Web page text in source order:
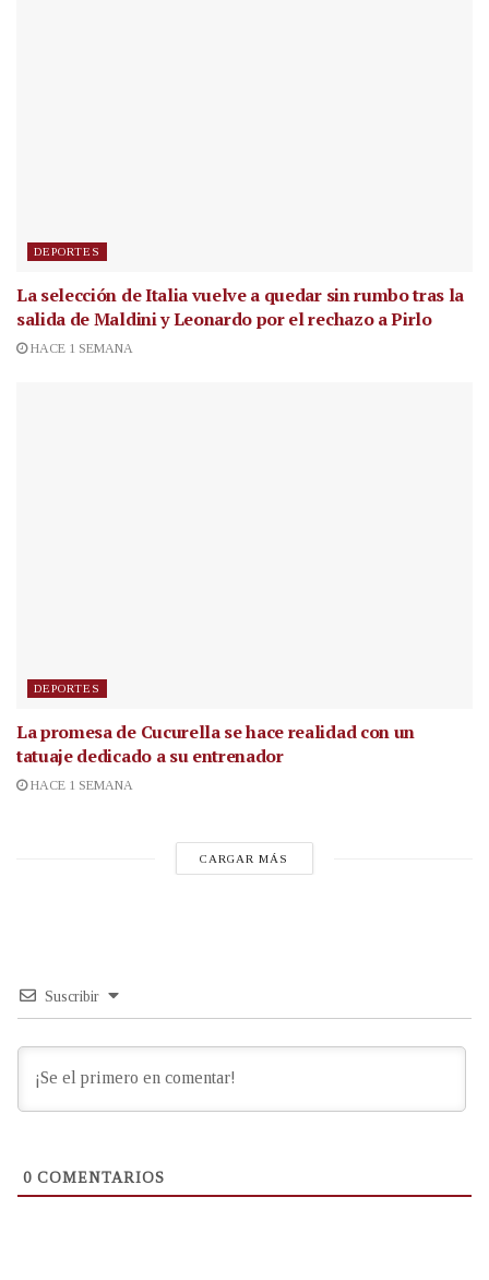
DEPORTES
La selección de Italia vuelve a quedar sin rumbo tras la
salida de Maldini y Leonardo por el rechazo a Pirlo
HACE 1 SEMANA
DEPORTES
La promesa de Cucurella se hace realidad con un
tatuaje dedicado a su entrenador
HACE 1 SEMANA
CARGAR MÁS
Suscribir
0 COMENTARIOS